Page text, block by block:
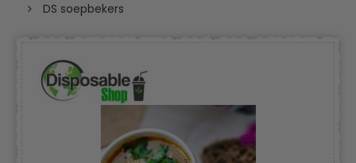
DS soepbekers